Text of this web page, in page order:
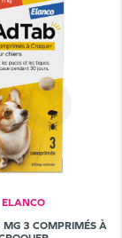
ELANCO
3 COMPRIMÉS À